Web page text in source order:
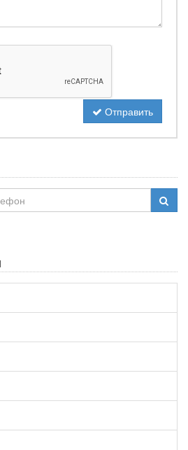
Отправить